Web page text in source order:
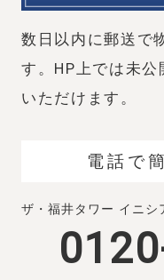
数日以内に郵送で
す。 HP上では未
いただけます。
電話で
ザ・福井タワー イニシ